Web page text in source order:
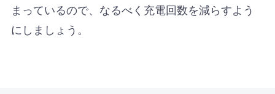
まっているので、なるべく充電回数を減らすよう
にしましょう。